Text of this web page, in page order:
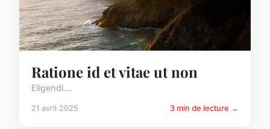
Ratione id et vitae ut non
Eligendi....
21 avril 2025 3 min de lecture →